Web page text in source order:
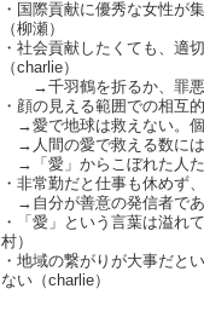
・国際貢献に優秀な女性が
（柳瀬）
・社会貢献したくても、適
（charlie）
→千羽鶴を折るか、罪悪
・顔の見える範囲での相互
→愛で地球は救えない。個
→人間の愛で救える数に
→「愛」からこぼれた人
・非常勤だと仕事も休めず
→自分が善意の発信者であ
・「愛」という言葉は溢れ
村）
・地域の繋がりが大事だと
ない（charlie）